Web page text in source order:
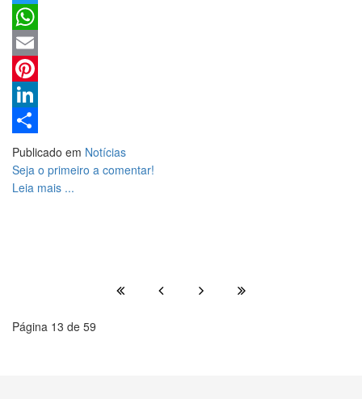
Twitter
WhatsApp
Email
Pinterest
LinkedIn
Share
Publicado em Notícias
Seja o primeiro a comentar!
Leia mais ...
Página 13 de 59